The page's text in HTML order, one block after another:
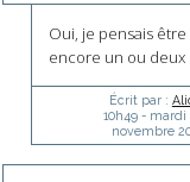
Oui, je pensais
encore un ou deux
Écrit par :
10h49- mardi
novembre